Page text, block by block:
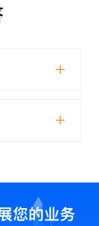
您的业务